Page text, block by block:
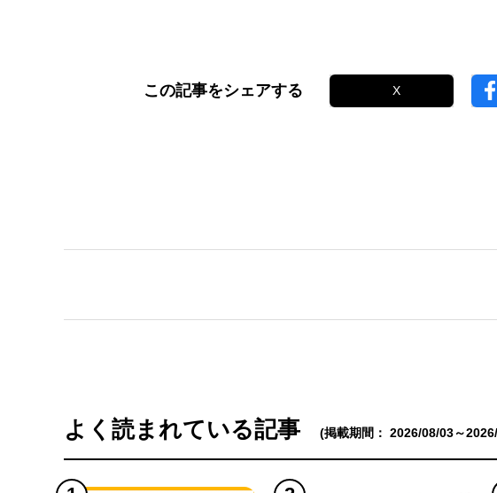
この記事をシェアする X
よく読まれている記事 (掲載期間： 2026/08/03～